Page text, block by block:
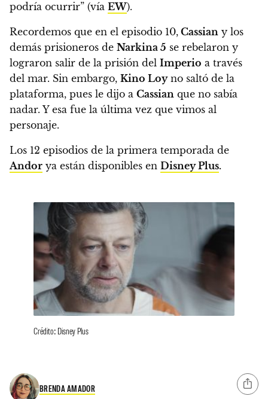
podría ocurrir” (vía EW).
Recordemos que en el episodio 10, Cassian y los
demás prisioneros de Narkina 5 se rebelaron y
lograron salir de la prisión del Imperio a través
del mar. Sin embargo, Kino Loyno saltó de la
plataforma, pues le dijo a Cassian que no sabía
nadar. Y esa fue la última vez que vimos al
personaje.
Los 12 episodios de la primera temporada de
Andor ya están disponibles en Disney Plus.
Crédito: Disney Plus
BRENDA AMADOR